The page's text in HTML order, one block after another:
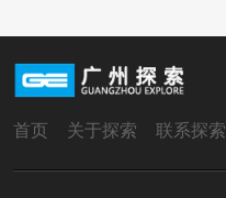
首页 关于探索 联系探索